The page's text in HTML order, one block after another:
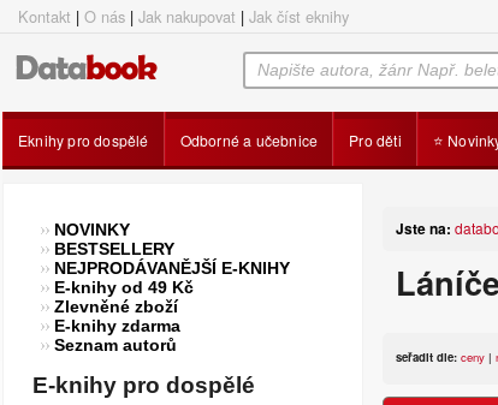
Kontakt | O nás | Jak nakupovat | Jak číst eknihy
Eknihy pro dospělé Odborné a učebnice Pro děti ⭐
Jste na:
seřadit dle: ceny |
NOVINKY
BESTSELLERY
NEJPRODÁVANĚJŠÍ E-KNIHY
E-knihy od 49 Kč
Zlevněné zboží
E-knihy zdarma
Seznam autorů
E-knihy pro dospělé